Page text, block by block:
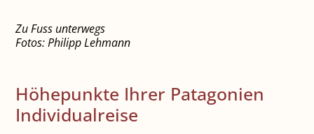
Zu Fuss unterwegs
Fotos: Philipp Lehmann
Höhepunkte Ihrer Patagonien
Individualreise